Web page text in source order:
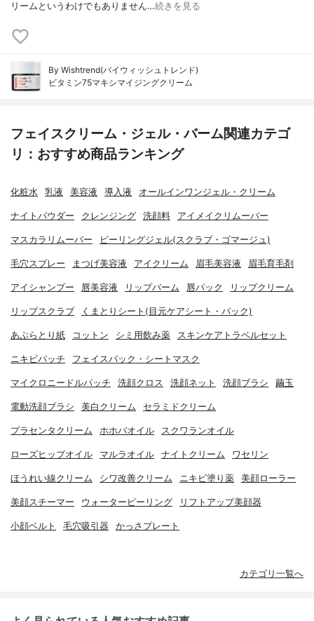
リームというわけでもありません…続きを見る
By Wishtrend(バイウィッシュトレンド)
ビタミン75マキシマイジングクリーム
フェイスクリーム・ジェル・バーム関連カテゴ
リ：おすすめ商品ランキング
化粧水 乳液 美容液 導入液 オールインワンジェル・クリーム
ナイトパウダー クレンジング 洗顔料 アイメイクリムーバー
マスカラリムーバー ピーリングジェル(スクラブ・ゴマージュ)
毛穴スプレー まつげ美容液 アイクリーム 眉毛美容液 眉毛育毛剤
アイシャンプー 唇美容液 リップバーム 唇パック リップクリーム
リップスクラブ くまとりシート(目元ケアシート・パック)
あぶらとり紙 コットン シミ用飲み薬 スキンケアトラベルセット
ニキビパッチ フェイスパック・シートマスク
マイクロニードルパッチ 洗顔クロス 洗顔ネット 洗顔ブラシ 繭玉
電動洗顔ブラシ 美白クリーム セラミドクリーム
プラセンタクリーム ホホバオイル スクワランオイル
ローズヒップオイル マルラオイル ナイトクリーム ワセリン
ほうれい線クリーム シワ改善クリーム ニキビ塗り薬 美顔ローラー
美顔スチーマー ウォーターピーリング リフトアップ美顔器
小顔ベルト 毛穴吸引器 かっさプレート
カテゴリ一覧へ